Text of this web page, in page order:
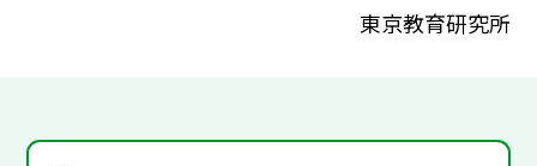
東京教育研究所